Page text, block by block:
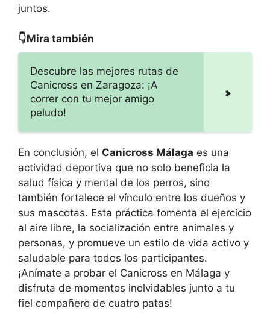
juntos.
👇Mira también
Descubre las mejores rutas de
Canicross en Zaragoza: ¡A
correr con tu mejor amigo
peludo!
En conclusión, el Canicross Málaga es una
actividad deportiva que no solo beneficia la
salud física y mental de los perros, sino
también fortalece el vínculo entre los dueños y
sus mascotas. Esta práctica fomenta el ejercicio
al aire libre, la socialización entre animales y
personas, y promueve un estilo de vida activo y
saludable para todos los participantes.
¡Anímate a probar el Canicross en Málaga y
disfruta de momentos inolvidables junto a tu
fiel compañero de cuatro patas!